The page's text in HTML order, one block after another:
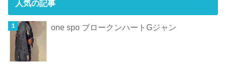
人気の記事
one spo ブロークンハートGジャン